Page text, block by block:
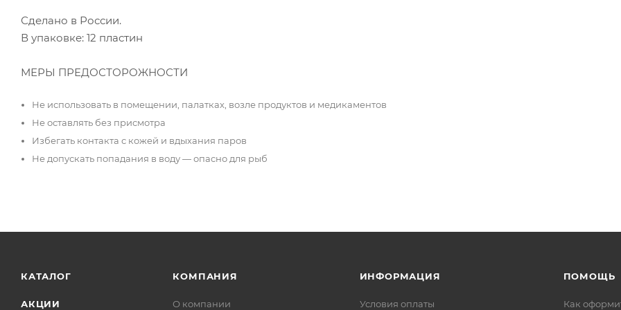
Сделано в России.
В упаковке: 12 пластин
МЕРЫ ПРЕДОСТОРОЖНОСТИ
Не использовать в помещении, палатках, возле продуктов и медикаментов
Не оставлять без присмотра
Избегать контакта с кожей и вдыхания паров
Не допускать попадания в воду — опасно для рыб
КАТАЛОГ
АКЦИИ
КОМПАНИЯ
О компании
ИНФОРМАЦИЯ
Условия оплаты
ПОМОЩЬ
Как